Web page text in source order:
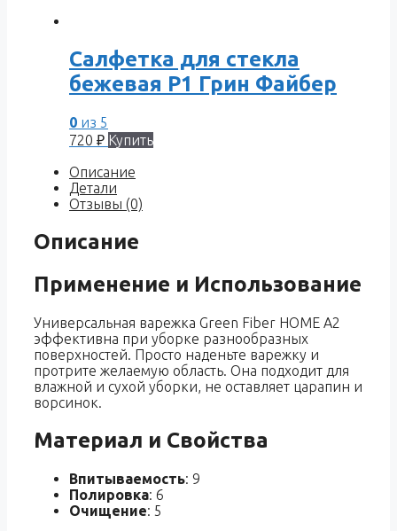
Салфетка для стекла
бежевая P1 Грин Файбер
0 из 5
720 ₽ Купить
Описание
Детали
Отзывы (0)
Описание
Применение и Использование
Универсальная варежка Green Fiber HOME A2
эффективна при уборке разнообразных
поверхностей. Просто наденьте варежку и
протрите желаемую область. Она подходит для
влажной и сухой уборки, не оставляет царапин и
ворсинок.
Материал и Свойства
Впитываемость: 9
Полировка: 6
Очищение: 5